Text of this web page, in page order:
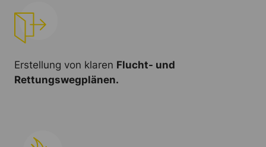
Erstellung von klaren Flucht- und
Rettungswegplänen.